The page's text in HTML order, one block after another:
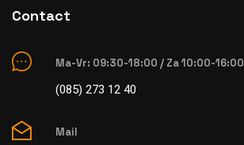
Contact
Ma-Vr: 09:30-18:00 / Za 10:00-16:00
(085) 273 12 40
Mail